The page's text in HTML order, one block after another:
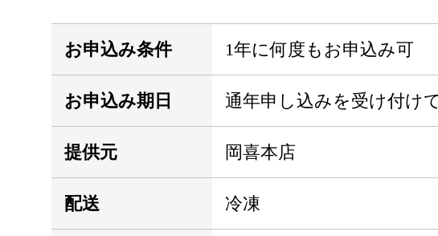
お申込み条件 1年に何度もお申込み可
お申込み期日 通年申し込みを受け付け
提供元 岡喜本店
配送 冷凍